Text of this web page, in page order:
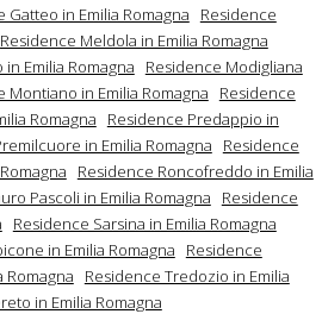
Gatteo in Emilia Romagna
Residence
Residence Meldola in Emilia Romagna
Emilia Romagna
Residence Modigliana
Montiano in Emilia Romagna
Residence
Romagna
Residence Predappio in
in Emilia Romagna
Residence
Residence Roncofreddo in Emilia
Pascoli in Emilia Romagna
Residence
Residence Sarsina in Emilia Romagna
in Emilia Romagna
Residence
Romagna
Residence Tredozio in Emilia
in Emilia Romagna